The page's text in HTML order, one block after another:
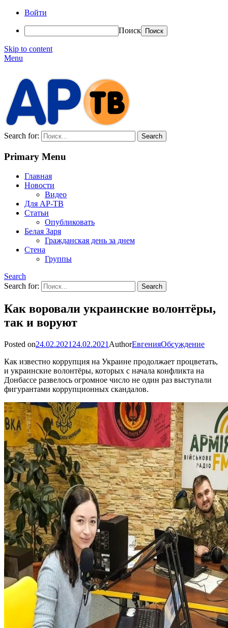
Войти
Поиск
Skip to content
Menu
Search for:
Primary Menu
Главная
Новости
Видео
Для АР-ТВ
Статьи
Опубликовать
Белая Заря
Гражданская день за днем
Стена
Группы
Search
Search for:
Как воровали украинские волонтёры,
так и воруют
Posted on24.02.2021 24.02.2021 AuthorЕвгенияОбсуждение
Как известно коррупция на Украине продолжает процветать,
и украинские волонтёры, которых с начала конфликта на
Донбассе развелось огромное число не один раз выступали
фигурантами коррупционных скандалов.